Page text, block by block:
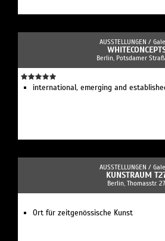
AUSSTELLUNGEN /
Berlin, Potsdamer
international, emerging and
AUSSTELLUNGEN /
KUNSTRAUM
Berlin, Thomasstr. 27
Ort für zeitgenössische Kunst